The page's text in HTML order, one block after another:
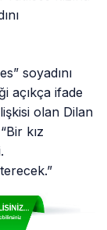
soyadını
açıkça ifade
olan Dilan
kız